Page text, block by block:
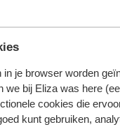
je browser worden
we bij Eliza was here
cookies die
kunt gebruiken,
aanbod